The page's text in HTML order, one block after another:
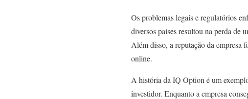
Os problemas legais e regulatórios
diversos países resultou na perda de
Além disso, a reputação da
online.
A história da IQ Option é um
investidor. Enquanto a empresa